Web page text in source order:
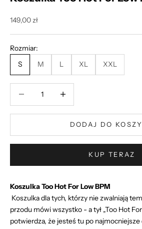
Cena promocyjna
149,00 zł
Rozmiar:
S
M L XL XXL
DODAJ DO
KUP TERAZ
Koszulka Too Hot For Low BPM
Koszulka dla tych, którzy nie zwalniają
przodu mówi wszystko - a tył „Too Hot
potwierdza, że jesteś tu po najmocniejsze